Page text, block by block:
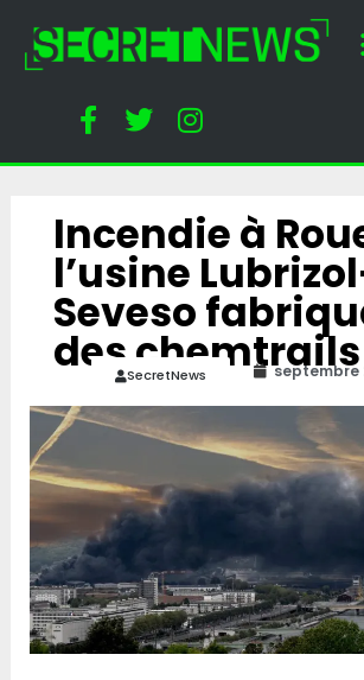
Incendie à
l’usine
Seveso
des chemtrails
SecretNews septembre